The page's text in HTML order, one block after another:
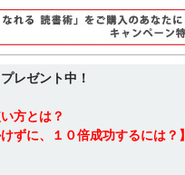
レゼント中！
方とは？
ずに、１０倍成功するには？】